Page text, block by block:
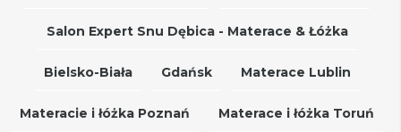
Salon Expert Snu Dębica - Materace & Łóżka
Bielsko-Biała Gdańsk Materace Lublin
Materacie i łóżka Poznań Materace i łóżka Toruń